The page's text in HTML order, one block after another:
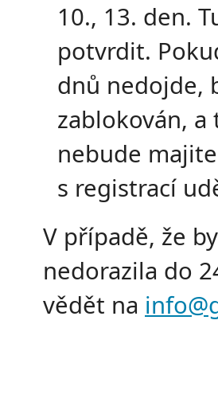
10., 13. den.
potvrdit.
dnů nedojde,
zablokován,
nebude
s registrací
V případě, že
nedorazila do
vědět na